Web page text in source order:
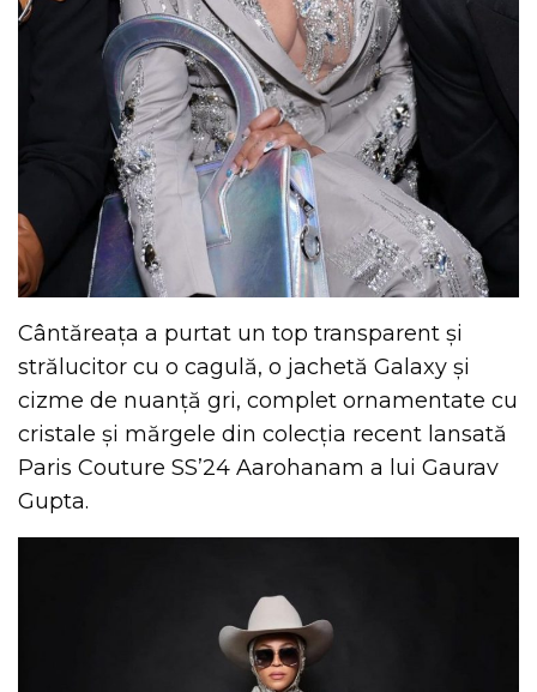
Cântăreața a purtat un top transparent și
strălucitor cu o cagulă, o jachetă Galaxy și
cizme de nuanță gri, complet ornamentate cu
cristale și mărgele din colecția recent lansată
Paris Couture SS’24 Aarohanam a lui Gaurav
Gupta.